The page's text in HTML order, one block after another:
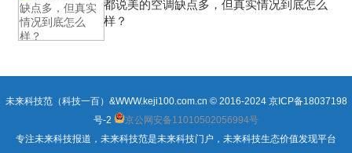
都说美的空调缺点多，但真实情况到底怎么
样？
未来科技范（科技一百）&WWW.keji100.com.cn © 2016-2024 京ICP备18037198
号-2
京公网安备11010502056994号
专注未来科技报道，未来科技范是未来科技门户，未来科技生态价值发现平台